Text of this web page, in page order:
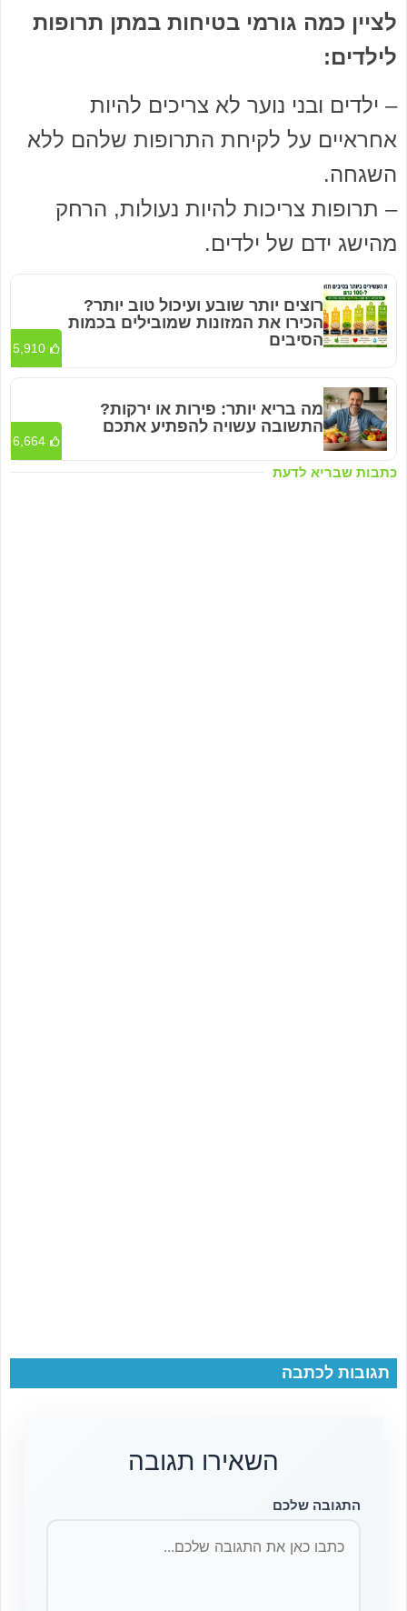
לציין כמה גורמי בטיחות במתן תרופות
לילדים:
– ילדים ובני נוער לא צריכים להיות
אחראיים על לקיחת התרופות שלהם ללא
השגחה.
– תרופות צריכות להיות נעולות, הרחק
מהישג ידם של ילדים.
כתבות שבריא לדעת
רוצים יותר שובע ועיכול טוב יותר?
הכירו את המזונות שמובילים בכמות
הסיבים
5,910
מה בריא יותר: פירות או ירקות?
התשובה עשויה להפתיע אתכם
6,664
תגובות לכתבה
השאירו תגובה
התגובה שלכם